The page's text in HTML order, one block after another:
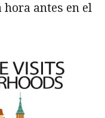
antes en el